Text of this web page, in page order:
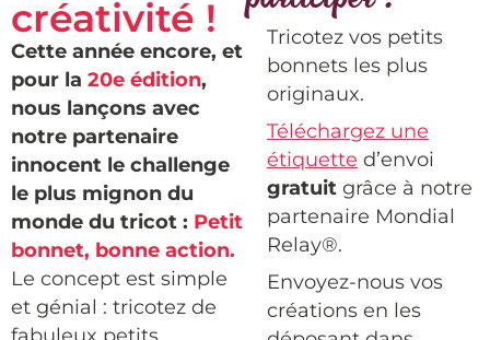
créativité !
Cette année encore, et
pour la 20e édition,
nous lançons avec
notre partenaire
innocent le challenge
le plus mignon du
monde du tricot : Petit
bonnet, bonne action.
Le concept est simple
et génial : tricotez de
Tricotez vos petits
bonnets les plus
originaux.
Téléchargez une
étiquette d’envoi
gratuit grâce à notre
partenaire Mondial
Relay®.
Envoyez-nous vos
créations en les